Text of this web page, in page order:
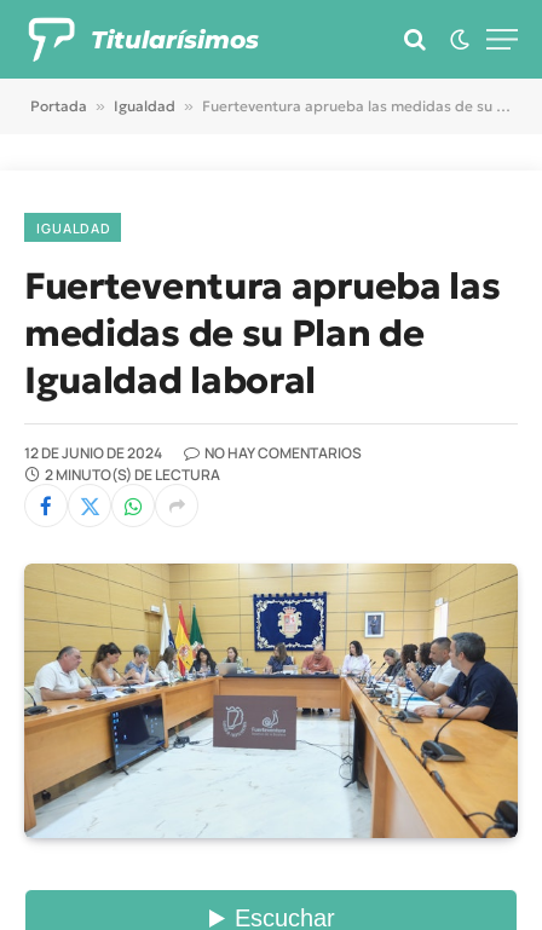
Titularísimos
Portada » Igualdad » Fuerteventura aprueba las medidas de su Plan de Igualdad laboral
IGUALDAD
Fuerteventura aprueba las
medidas de su Plan de
Igualdad laboral
12 DE JUNIO DE 2024
NO HAY COMENTARIOS
2 MINUTO(S) DE LECTURA